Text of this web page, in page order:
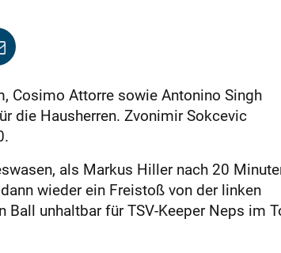
Cosimo Attorre sowie Antonino Singh
die Hausherren. Zvonimir Sokcevic
als Markus Hiller nach 20
wieder ein Freistoß von der linken
Ball unhaltbar für TSV-Keeper Neps im